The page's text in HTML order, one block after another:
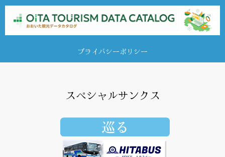
プライバシーポリシー
スペシャルサンクス